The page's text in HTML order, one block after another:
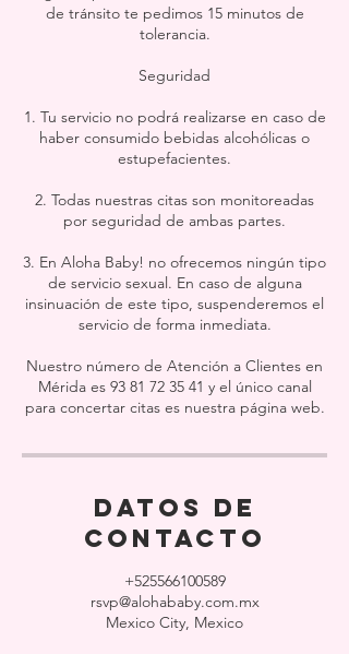
de tránsito te pedimos 15 minutos de
tolerancia.
Seguridad
1. Tu servicio no podrá realizarse en caso de
haber consumido bebidas alcohólicas o
estupefacientes.
2. Todas nuestras citas son monitoreadas
por seguridad de ambas partes.
3. En Aloha Baby! no ofrecemos ningún tipo
de servicio sexual. En caso de alguna
insinuación de este tipo, suspenderemos el
servicio de forma inmediata.
Nuestro número de Atención a Clientes en
Mérida es 93 81 72 35 41 y el único canal
para concertar citas es nuestra página web.
Datos de
contacto
+525566100589
rsvp@alohababy.com.mx
Mexico City, Mexico